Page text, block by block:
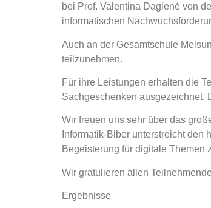
bei Prof. Valentina Dagienė von
informatischen
Auch an der Gesamtschule
teilzunehmen.
Für ihre Leistungen erhalten die
Sachgeschenken ausgezeichnet.
Wir freuen uns sehr über das
Informatik‑Biber unterstreicht
Begeisterung für digitale Themen
Wir gratulieren allen
Ergebnisse